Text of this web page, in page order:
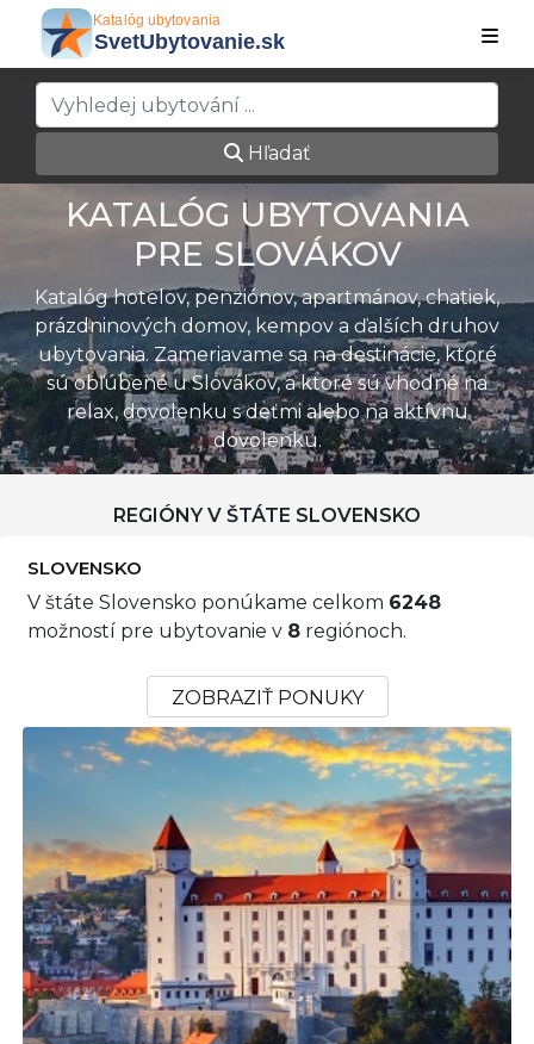
Hľadať
KATALÓG UBYTOVANIA
PRE SLOVÁKOV
Katalóg hotelov, penziónov, apartmánov, chatiek,
prázdninových domov, kempov a ďalších druhov
ubytovania. Zameriavame sa na destinácie, ktoré
sú obľúbené u Slovákov, a ktoré sú vhodné na
relax, dovolenku s deťmi alebo na aktívnu
dovolenku.
REGIÓNY V ŠTÁTE SLOVENSKO
SLOVENSKO
V štáte Slovensko ponúkame celkom 6248
možností pre ubytovanie v 8 regiónoch.
ZOBRAZIŤ PONUKY